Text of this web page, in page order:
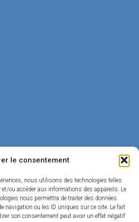
le consentement
nous utilisons des technologies telles
ou accéder aux informations des appareils. Le
nous permettra de traiter des données
navigation ou les ID uniques sur ce site. Le fait
son consentement peut avoir un effet négatif